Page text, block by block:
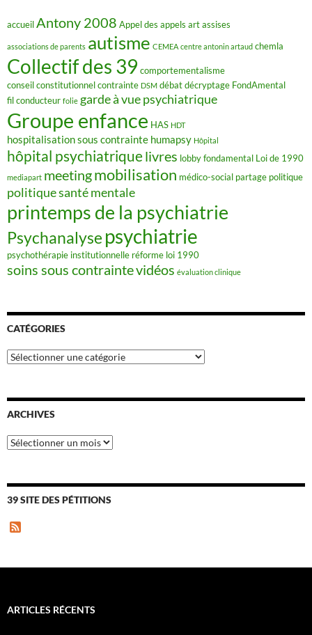
accueilAntony 2008 Appel des appels artassises
associations de parents autisme CEMEA centre antonin artaud chemla
Collectif des 39 comportementalisme
conseil constitutionnelcontrainte DSM débatdécryptage FondAmental
fil conducteur folie garde à vue psychiatrique
Groupe enfance HAS HDT
hospitalisation sous contrainte humapsy Hôpital
hôpital psychiatriquelivres lobby fondamental Loi de 1990
mediapart meetingmobilisation médico-social partage politique
politique santé mentale
printemps de la psychiatrie
Psychanalyse psychiatrie
psychothérapie institutionnelle réforme loi 1990
soins sous contraintevidéos évaluation clinique
CATÉGORIES
Catégories
ARCHIVES
Archives
39 SITE DES PÉTITIONS
ARTICLES RÉCENTS